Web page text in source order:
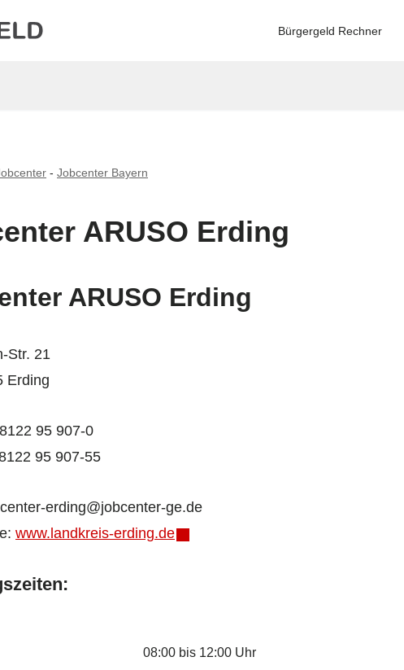
Bürgergeld Rechner
- Jobcenter Bayern
ARUSO Erding
ARUSO Erding
Str. 21
Erding
95 907-0
95 907-55
erding@jobcenter-ge.de
www.landkreis-erding.de
08:00 bis 12:00 Uhr